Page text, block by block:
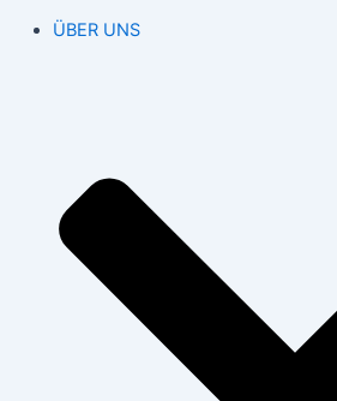
ÜBER UNS